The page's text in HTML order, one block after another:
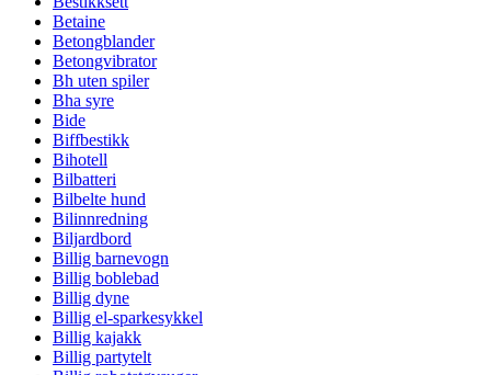
Betaine
Betongblander
Betongvibrator
Bh uten spiler
Bha syre
Bide
Biffbestikk
Bihotell
Bilbatteri
Bilbelte hund
Bilinnredning
Biljardbord
Billig barnevogn
Billig boblebad
Billig dyne
Billig el-sparkesykkel
Billig kajakk
Billig partytelt